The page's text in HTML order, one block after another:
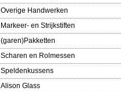
Overige Handwerken
Markeer- en Strijkstiften
(garen)Pakketten
Scharen en Rolmessen
Speldenkussens
Alison Glass